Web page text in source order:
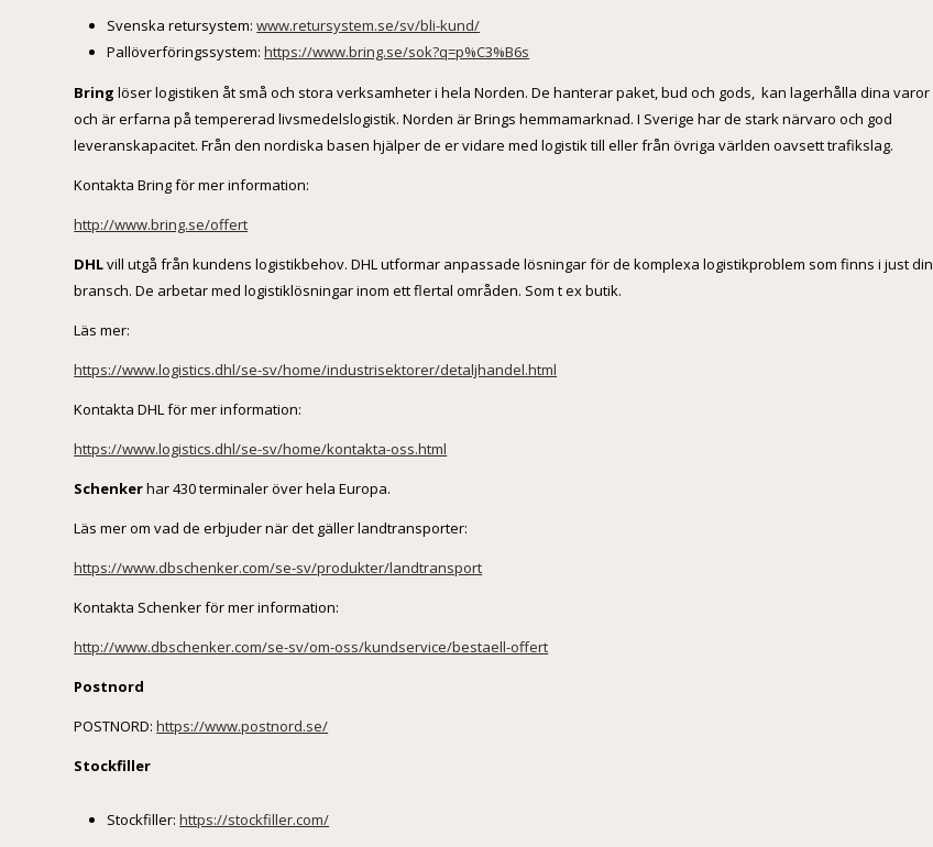
Svenska retursystem:www.retursystem.se/sv/bli-kund/
Pallöverföringssystem:https://www.bring.se/sok?q=p%C3%B6s
Bring löser logistiken åt små och stora verksamheter i hela Norden. De hanterar paket, bud och gods, kan lagerhålla dina varor
och är erfarna på tempererad livsmedelslogistik. Norden är Brings hemmamarknad. I Sverige har de stark närvaro och god
leveranskapacitet. Från den nordiska basen hjälper de er vidare med logistik till eller från övriga världen oavsett trafikslag.
Kontakta Bring för mer information:
http://www.bring.se/offert
DHLvill utgå från kundens logistikbehov. DHL utformar anpassade lösningar för de komplexa logistikproblem som finns i just din
bransch. De arbetar med logistiklösningar inom ett flertal områden. Som t ex butik.
Läs mer:
https://www.logistics.dhl/se-sv/home/industrisektorer/detaljhandel.html
Kontakta DHL för mer information:
https://www.logistics.dhl/se-sv/home/kontakta-oss.html
Schenkerhar 430 terminaler över hela Europa.
Läs mer om vad de erbjuder när det gäller landtransporter:
https://www.dbschenker.com/se-sv/produkter/landtransport
Kontakta Schenker för mer information:
http://www.dbschenker.com/se-sv/om-oss/kundservice/bestaell-offert
Postnord
POSTNORD:https://www.postnord.se/
Stockfiller
Stockfiller:https://stockfiller.com/